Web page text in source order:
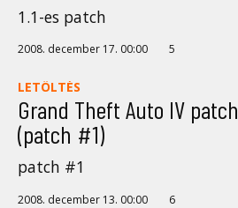
1.1-es patch
2008. december 17. 00:00 5
LETÖLTÉS
Grand Theft Auto IV patch
(patch #1)
patch #1
2008. december 13. 00:00 6